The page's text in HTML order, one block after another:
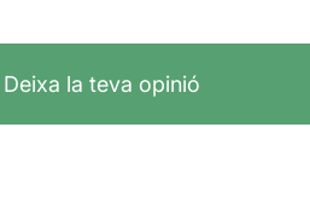
Deixa la teva opinió